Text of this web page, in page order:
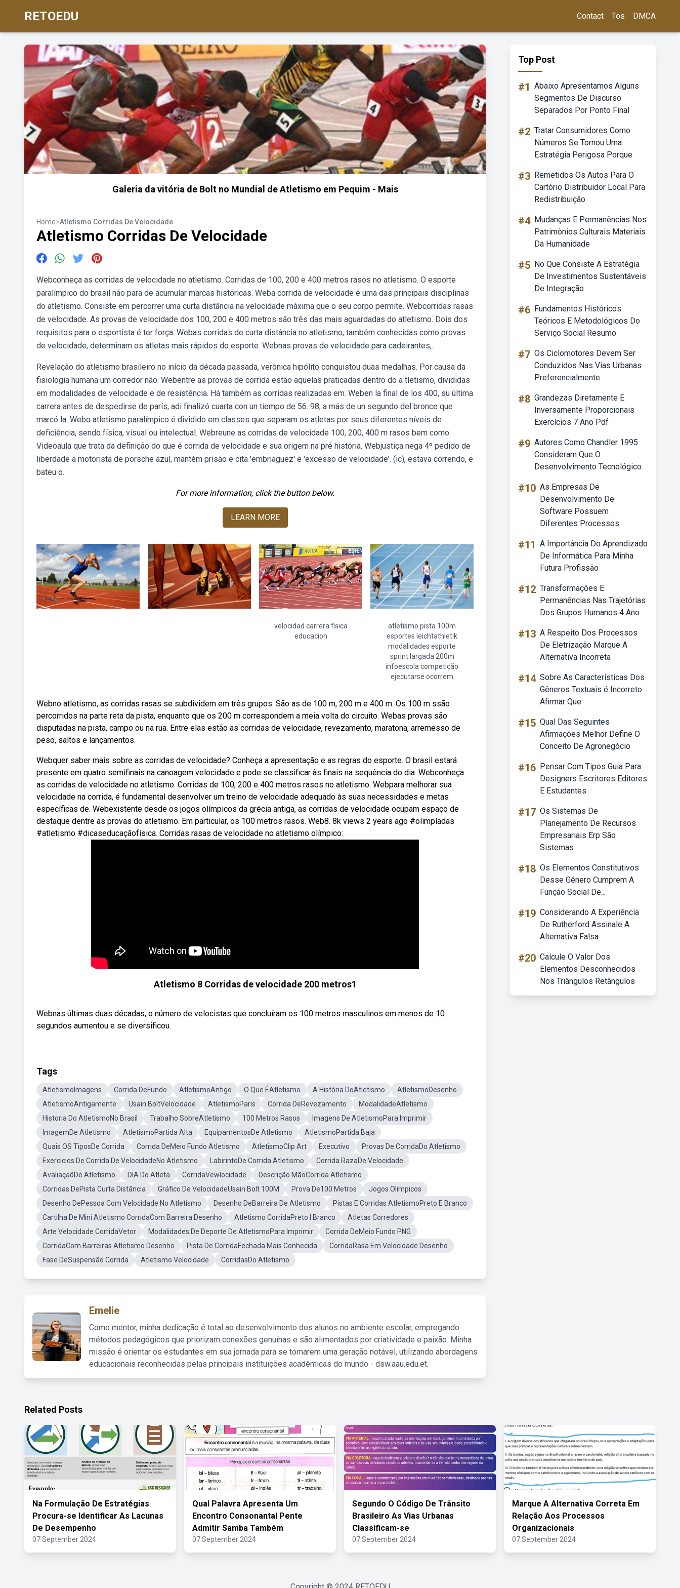
RETOEDU Contact Tos DMCA
Galeria da vitória de Bolt no Mundial de Atletismo em Pequim - Mais
Home>Atletismo Corridas De Velocidade
Atletismo Corridas De Velocidade
Webconheça as corridas de velocidade no atletismo. Corridas de 100, 200 e 400 metros rasos no atletismo. O esporte
paralímpico do brasil não para de acumular marcas históricas. Weba corrida de velocidade é uma das principais disciplinas
do atletismo. Consiste em percorrer uma curta distância na velocidade máxima que o seu corpo permite. Webcorridas rasas
de velocidade. As provas de velocidade dos 100, 200 e 400 metros são três das mais aguardadas do atletismo. Dois dos
requisitos para o esportista é ter força. Webas corridas de curta distância no atletismo, também conhecidas como provas
de velocidade, determinam os atletas mais rápidos do esporte. Webnas provas de velocidade para cadeirantes,.
Revelação do atletismo brasileiro no início da década passada, verônica hipólito conquistou duas medalhas. Por causa da
fisiologia humana um corredor não. Webentre as provas de corrida estão aquelas praticadas dentro do a tletismo, divididas
em modalidades de velocidade e de resistência. Há também as corridas realizadas em. Weben la final de los 400, su última
carrera antes de despedirse de parís, adi finalizó cuarta con un tiempo de 56. 98, a más de un segundo del bronce que
marcó la. Webo atletismo paralímpico é dividido em classes que separam os atletas por seus diferentes níveis de
deficiência, sendo física, visual ou intelectual. Webreune as corridas de velocidade 100, 200, 400 m rasos bem como.
Videoaula que trata da definição do que é corrida de velocidade e sua origem na pré história. Webjustiça nega 4º pedido de
liberdade a motorista de porsche azul, mantém prisão e cita 'embriaguez' e 'excesso de velocidade'. (ic), estava correndo, e
bateu o.
For more information, click the button below.
LEARN MORE
velocidad carrera fisica
educacion
atletismo pista 100m
esportes leichtathletik
modalidades esporte
sprint largada 200m
infoescola competição
ejecutarse ocorrem
Webno atletismo, as corridas rasas se subdividem em três grupos: São as de 100 m, 200 m e 400 m. Os 100 m ssão
percorridos na parte reta da pista, enquanto que os 200 m correspondem a meia volta do circuito. Webas provas são
disputadas na pista, campo ou na rua. Entre elas estão as corridas de velocidade, revezamento, maratona, arremesso de
peso, saltos e lançamentos.
Webquer saber mais sobre as corridas de velocidade? Conheça a apresentação e as regras do esporte. O brasil estará
presente em quatro semifinais na canoagem velocidade e pode se classificar às finais na sequência do dia. Webconheça
as corridas de velocidade no atletismo. Corridas de 100, 200 e 400 metros rasos no atletismo. Webpara melhorar sua
velocidade na corrida, é fundamental desenvolver um treino de velocidade adequado às suas necessidades e metas
específicas de. Webexistente desde os jogos olímpicos da grécia antiga, as corridas de velocidade ocupam espaço de
destaque dentre as provas do atletismo. Em particular, os 100 metros rasos. Web8. 8k views 2 years ago #olimpíadas
#atletismo #dicaseducaçãofísica. Corridas rasas de velocidade no atletismo olímpico:
Atletismo 8 Corridas de velocidade 200 metros1
Webnas últimas duas décadas, o número de velocistas que concluíram os 100 metros masculinos em menos de 10
segundos aumentou e se diversificou.
Tags
AtletismoImagens Corrida DeFundo AtletismoAntigo O Que ÉAtletismo A História DoAtletismo
AtletismoDesenho
AtletismoAntigamente
Usain BoltVelocidade AtletismoParis Corrida DeRevezamento
ModalidadeAtletismo
Historia Do AtletismoNo Brasil
Trabalho SobreAtletismo 100 Metros Rasos
Imagens De AtletismoPara Imprimir
ImagemDe Atletismo
AtletismoPartida Alta EquipamentosDe Atletismo
AtletismoPartida Baja
Quais OS TiposDe Corrida
Corrida DeMeio Fundo Atletismo AtletismoClip Art Executivo
Provas De CorridaDo Atletismo
Exercicios De Corrida De VelocidadeNo Atletismo
LabirintoDe Corrida Atletismo
Corrida RazaDe Velocidade
AvaliaçaõDe Atletismo
DIA Do Atleta CorridaVewlocidade
Descrição MãoCorrida Atletismo
Corridas DePista Curta Distância
Gráfico De VelocidadeUsain Bolt 100M Prova De100 Metros
Jogos Olimpicos
Desenho DePessoa Com Velocidade No Atletismo
Desenho DeBarreira De Atletismo
Pistas E Corridas AtletismoPreto E Branco
Cartilha De Mini Atletismo CorridaCom Barreira Desenho
Atletismo CorridaPreto I Branco
Atletas Corredores
Arte Velocidade CorridaVetor
Modalidades De Deporte De AtletismoPara Imprimir
Corrida DeMeio Fundo PNG
CorridaCom Barreiras Atletismo Desenho
Pista De CorridaFechada Mais Conhecida
CorridaRasa Em Velocidade Desenho
Fase DeSuspensão Corrida
Atletismo Velocidade CorridasDo Atletismo
Emelie
Como mentor, minha dedicação é total ao desenvolvimento dos alunos no ambiente escolar, empregando
métodos pedagógicos que priorizam conexões genuínas e são alimentados por criatividade e paixão. Minha
missão é orientar os estudantes em sua jornada para se tornarem uma geração notável, utilizando abordagens
educacionais reconhecidas pelas principais instituições acadêmicas do mundo - dsw.aau.edu.et.
Top Post
#1 Abaixo Apresentamos Alguns
Segmentos De Discurso
Separados Por Ponto Final
#2 Tratar Consumidores Como
Números Se Tornou Uma
Estratégia Perigosa Porque
#3 Remetidos Os Autos Para O
Cartório Distribuidor Local Para
Redistribuição
#4 Mudanças E Permanências Nos
Patrimônios Culturais Materiais
Da Humanidade
#5 No Que Consiste A Estratégia
De Investimentos Sustentáveis
De Integração
#6 Fundamentos Históricos
Teóricos E Metodológicos Do
Serviço Social Resumo
#7 Os Ciclomotores Devem Ser
Conduzidos Nas Vias Urbanas
Preferencialmente
#8 Grandezas Diretamente E
Inversamente Proporcionais
Exercícios 7 Ano Pdf
#9 Autores Como Chandler 1995
Consideram Que O
Desenvolvimento Tecnológico
#10 As Empresas De
Desenvolvimento De
Software Possuem
Diferentes Processos
#11 A Importância Do Aprendizado
De Informática Para Minha
Futura Profissão
#12 Transformações E
Permanências Nas Trajetórias
Dos Grupos Humanos 4 Ano
#13 A Respeito Dos Processos
De Eletrização Marque A
Alternativa Incorreta
#14 Sobre As Características Dos
Gêneros Textuais é Incorreto
Afirmar Que
#15 Qual Das Seguintes
Afirmações Melhor Define O
Conceito De Agronegócio
#16 Pensar Com Tipos Guia Para
Designers Escritores Editores
E Estudantes
#17 Os Sistemas De
Planejamento De Recursos
Empresariais Erp São
Sistemas
#18 Os Elementos Constitutivos
Desse Gênero Cumprem A
Função Social De...
#19 Considerando A Experiência
De Rutherford Assinale A
Alternativa Falsa
#20 Calcule O Valor Dos
Elementos Desconhecidos
Nos Triângulos Retângulos
Related Posts
Na Formulação De Estratégias
Procura-se Identificar As Lacunas
De Desempenho
07 September 2024
Qual Palavra Apresenta Um
Encontro Consonantal Pente
Admitir Samba Também
07 September 2024
Segundo O Código De Trânsito
Brasileiro As Vias Urbanas
Classificam-se
07 September 2024
Marque A Alternativa Correta Em
Relação Aos Processos
Organizacionais
07 September 2024